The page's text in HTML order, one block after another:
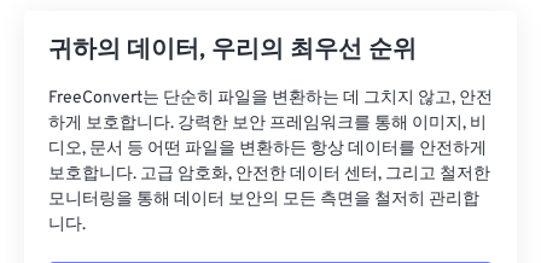
귀하의 데이터, 우리의 최우선 순위
FreeConvert는 단순히 파일을 변환하는 데 그치지 않고, 안전
하게 보호합니다. 강력한 보안 프레임워크를 통해 이미지, 비
디오, 문서 등 어떤 파일을 변환하든 항상 데이터를 안전하게
보호합니다. 고급 암호화, 안전한 데이터 센터, 그리고 철저한
모니터링을 통해 데이터 보안의 모든 측면을 철저히 관리합
니다.